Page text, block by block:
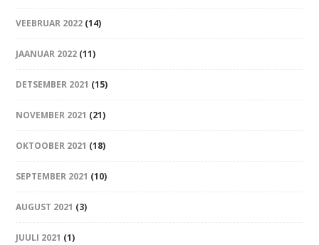
VEEBRUAR 2022 (14)
JAANUAR 2022 (11)
DETSEMBER 2021 (15)
NOVEMBER 2021 (21)
OKTOOBER 2021 (18)
SEPTEMBER 2021 (10)
AUGUST 2021 (3)
JUULI 2021 (1)